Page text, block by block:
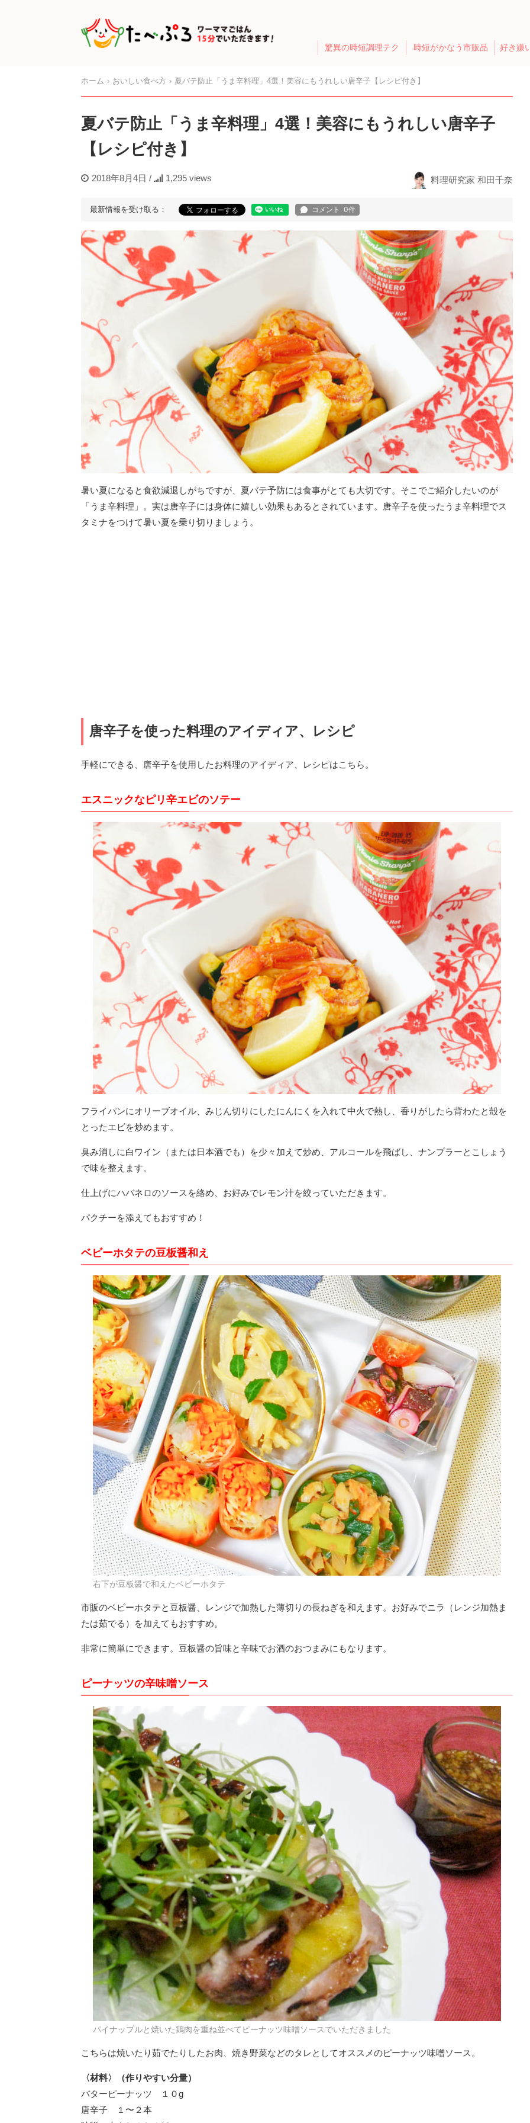
驚異の時短調理テク 時短がかなう市販品 好き嫌
ホーム おいしい食べ方 夏バテ防止「うま辛料理」4選！美容にもうれしい唐辛子【レシピ付き】
夏バテ防止「うま辛料理」4選！美容にもうれしい唐辛子
【レシピ付き】
2018年8月4日 / 1,295 views 料理研究家 和田千奈
最新情報を受け取る：
暑い夏になると食欲減退しがちですが、夏バテ予防には食事がとても大切です。そこでご紹介したいのが
「うま辛料理」。実は唐辛子には身体に嬉しい効果もあるとされています。唐辛子を使ったうま辛料理でス
タミナをつけて暑い夏を乗り切りましょう。
唐辛子を使った料理のアイディア、レシピ
手軽にできる、唐辛子を使用したお料理のアイディア、レシピはこちら。
エスニックなピリ辛エビのソテー
フライパンにオリーブオイル、みじん切りにしたにんにくを入れて中火で熱し、香りがしたら背わたと殻を
とったエビを炒めます。
臭み消しに白ワイン（または日本酒でも）を少々加えて炒め、アルコールを飛ばし、ナンプラーとこしょう
で味を整えます。
仕上げにハバネロのソースを絡め、お好みでレモン汁を絞っていただきます。
パクチーを添えてもおすすめ！
ベビーホタテの豆板醤和え
右下が豆板醤で和えたベビーホタテ
市販のベビーホタテと豆板醤、レンジで加熱した薄切りの長ねぎを和えます。お好みでニラ（レンジ加熱ま
たは茹でる）を加えてもおすすめ。
非常に簡単にできます。豆板醤の旨味と辛味でお酒のおつまみにもなります。
ピーナッツの辛味噌ソース
パイナップルと焼いた鶏肉を重ね並べてピーナッツ味噌ソースでいただきました
こちらは焼いたり茹でたりしたお肉、焼き野菜などのタレとしてオススメのピーナッツ味噌ソース。
〈材料〉（作りやすい分量）
バターピーナッツ １０g
唐辛子 １〜２本